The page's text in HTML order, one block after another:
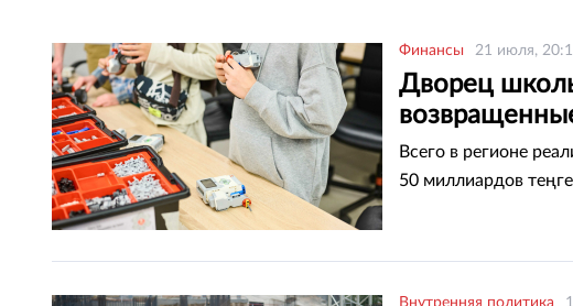
Финансы 21 июля,
Дворец
Всего в регионе
50 миллиардов
Внутренняя политика